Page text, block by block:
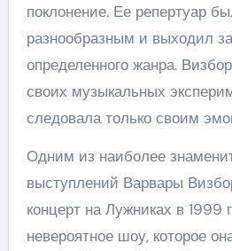
поклонение. Ее репертуар
разнообразным и выходил
определенного жанра.
своих музыкальных
следовала только своим
Одним из наиболее
выступлений Варвары
концерт на Лужниках в 1999
невероятное шоу, которое